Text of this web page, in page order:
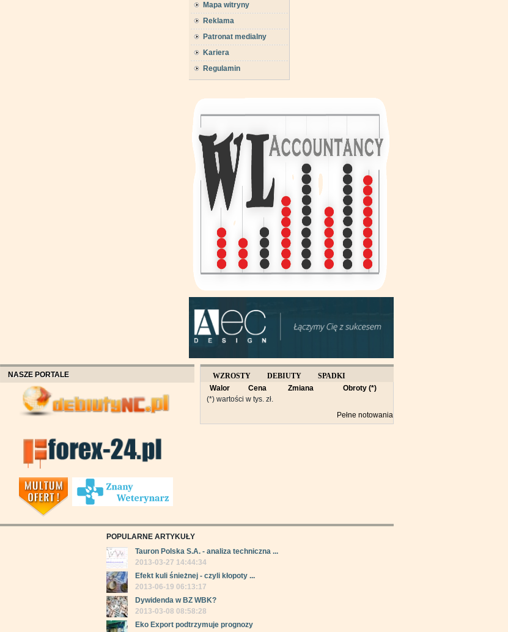
Mapa witryny
Reklama
Patronat medialny
Kariera
Regulamin
NASZE PORTALE WZROSTY DEBIUTY
SPADKI
OBROTY
Walor Cena Zmiana
Obroty (*)
(*) wartości w tys. zł.
Pełne notowania
POPULARNE ARTYKUŁY
Tauron Polska S.A. - analiza techniczna ...
2013-03-27 14:44:34
Efekt kuli śnieżnej - czyli kłopoty ...
2013-06-19 06:13:17
Dywidenda w BZ WBK?
2013-03-08 08:58:28
Eko Export podtrzymuje prognozy